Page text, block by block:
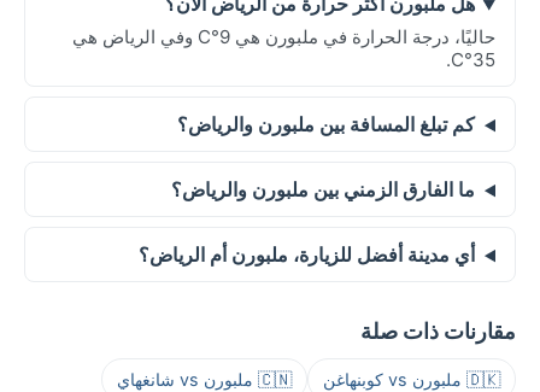
حاليًا، درجة الحرارة في ملبورن هي 9°C وفي الرياض هي
35°C.
كم تبلغ المسافة بين ملبورن والرياض؟
ما الفارق الزمني بين ملبورن والرياض؟
أي مدينة أفضل للزيارة، ملبورن أم الرياض؟
مقارنات ذات صلة
🇩🇰 ملبورن vs كوبنهاغن 🇨🇳 ملبورن vs شانغهاي